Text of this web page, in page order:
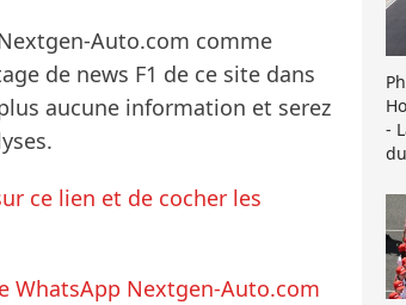
Auto.com comme
de news F1 de ce site dans
aucune information et serez
ce lien et de cocher les
WhatsApp Nextgen-Auto.com
-